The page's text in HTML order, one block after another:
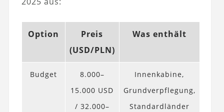
Option
Preis
(USD/PLN)
Was enthält
Budget
8.000–
15.000 USD
/ 32.000–
Innenkabine,
Grundverpflegung,
Standardländer